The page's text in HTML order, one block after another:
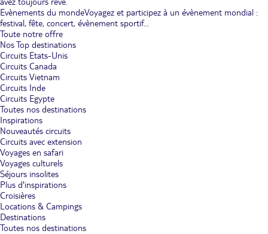
Evènements du mondeVoyagez et participez à un évènement mondial :
festival, fête, concert, évènement sportif...
Toute notre offre
Nos Top destinations
Circuits Etats-Unis
Circuits Canada
Circuits Vietnam
Circuits Inde
Circuits Egypte
Toutes nos destinations
Inspirations
Nouveautés circuits
Circuits avec extension
Voyages en safari
Voyages culturels
Séjours insolites
Plus d'inspirations
Croisières
Locations & Campings
Destinations
Toutes nos destinations